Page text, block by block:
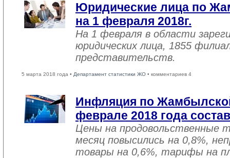
Юридические лица по
на 1 февраля 2018г.
На 1 февраля в области
юридических лица, 1855
представительств.
5 марта 2018 года • Департамент статистики ЖО • комментариев 4
Инфляция по
феврале 2018 года
Цены на продовольственные
месяц повысились на 0,8%,
товары на 0,6%, тарифы на